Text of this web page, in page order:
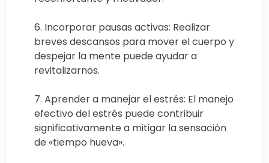
6. Incorporar pausas activas: Realizar
breves descansos para mover el cuerpo y
despejar la mente puede ayudar a
revitalizarnos.
7. Aprender a manejar el estrés: El manejo
efectivo del estrés puede contribuir
significativamente a mitigar la sensación
de «tiempo hueva».